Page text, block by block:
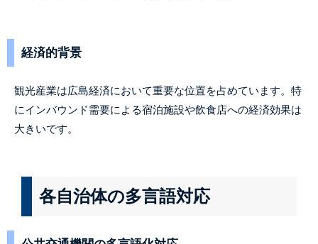
経済的背景
観光産業は広島経済において重要な位置を占めています。特
にインバウンド需要による宿泊施設や飲食店への経済効果は
大きいです。
各自治体の多言語対応